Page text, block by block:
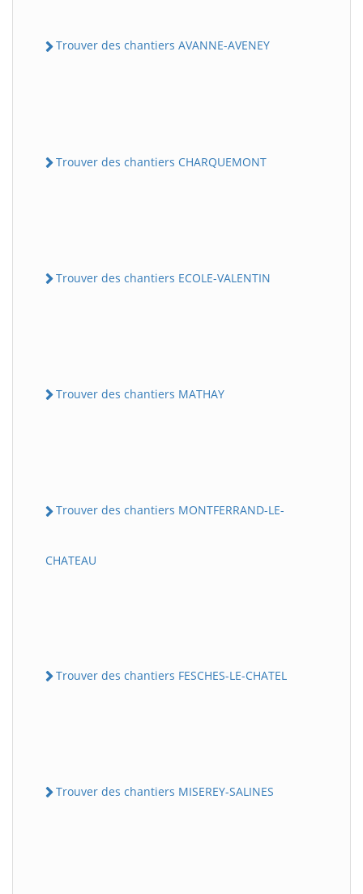
Trouver des chantiers AVANNE-AVENEY
Trouver des chantiers CHARQUEMONT
Trouver des chantiers ECOLE-VALENTIN
Trouver des chantiers MATHAY
Trouver des chantiers MONTFERRAND-LE-
CHATEAU
Trouver des chantiers FESCHES-LE-CHATEL
Trouver des chantiers MISEREY-SALINES